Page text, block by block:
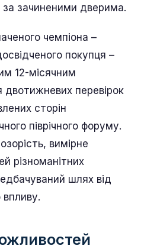
зачиненими дверима.
чемпіона –
покупця –
12-місячним
перевірок
сторін
піврічного форуму.
вимірне
різноманітних
шлях від
впливу.